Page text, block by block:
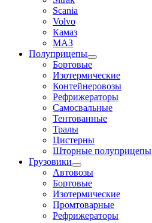
Scania
Volvo
Камаз
МАЗ
Полуприцепы
Бортовые
Изотермические
Контейнеровозы
Рефрижераторы
Самосвальные
Тентованные
Тралы
Цистерны
Шторные полуприцепы
Грузовики
Автовозы
Бортовые
Изотермические
Промтоварные
Рефрижераторы